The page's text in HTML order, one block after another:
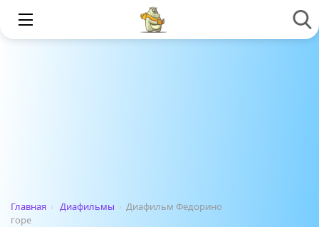
Главная › Диафильмы › Диафильм Федорино
горе